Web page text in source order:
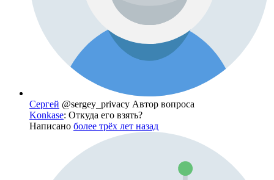
Сергей @sergey_privacy Автор вопроса
Konkase: Откуда его взять?
Написано более трёх лет назад